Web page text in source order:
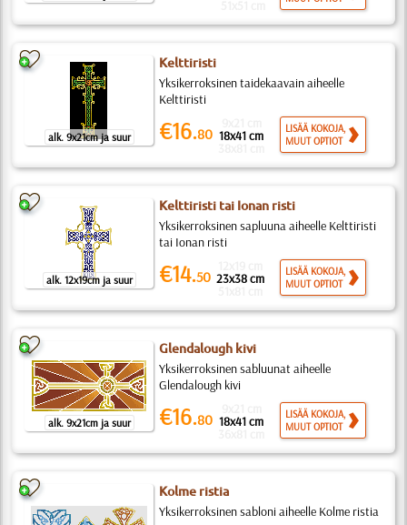
alk. 9x21cm ja suur
Kelttiristi
Yksikerroksinen taidekaavain aiheelle
Kelttiristi
€16.80 18x41 cm
LISÄÄ KOKOJA,
MUUT OPTIOT
alk. 12x19cm ja suur
Kelttiristi tai Ionan risti
Yksikerroksinen sapluuna aiheelle Kelttiristi
tai Ionan risti
€14.50 23x38 cm
LISÄÄ KOKOJA,
MUUT OPTIOT
alk. 9x21cm ja suur
Glendalough kivi
Yksikerroksinen sabluunat aiheelle
Glendalough kivi
€16.80 18x41 cm
LISÄÄ KOKOJA,
MUUT OPTIOT
Kolme ristia
Yksikerroksinen sabloni aiheelle Kolme ristia